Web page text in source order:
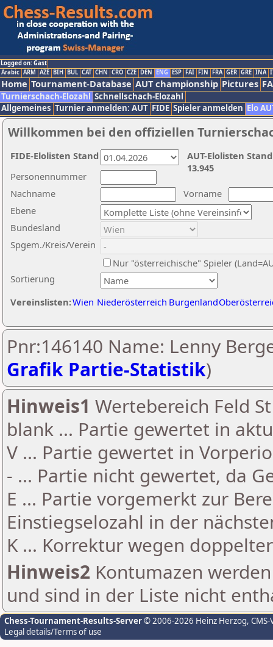
Logged on: Gast
Arabic ARM AZE BIH BUL CAT CHN CRO CZE DEN ENG ESP FAI FIN FRA GER GRE INA
Home Tournament-Database AUT championship Pictures
Turnierschach-Elozahl Schnellschach-Elozahl
Allgemeines Turnier anmelden: AUT FIDE Spieler anmelden Elo
Willkommen bei den offiziellen
Nachname
Vorname
Ebene
Sortierung
Personennummer
Bundesland
Spgem./Kreis/Verein
Nur "österreichische" Spieler
Vereinslisten:Wien Niederösterreich Burgenland
AUT-Elolisten
13.945
FIDE-Elolisten Stand
Pnr:146140 Name: Lenny
Grafik Partie-Statistik)
Hinweis1 Wertebereich Feld
blank ... Partie gewertet in
V ... Partie gewertet in
- ... Partie nicht gewertet, da
E ... Partie vorgemerkt zur
Einstiegselozahl in der
K ... Korrektur wegen
Hinweis2 Kontumazen
und sind in der Liste nicht
Chess-Tournament-Results-Server© 2006-2026 Heinz Herzog,
Legal details/Terms of use